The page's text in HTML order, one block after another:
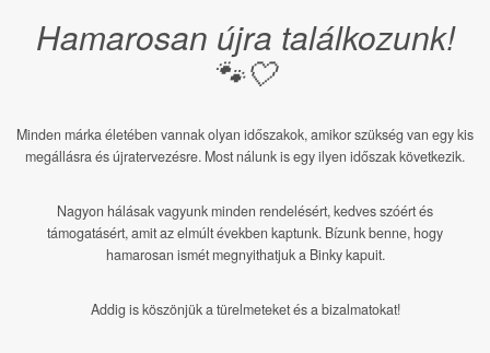
Hamarosan újra találkozunk!
🐾🤍
Minden márka életében vannak olyan időszakok, amikor szükség van egy kis
megállásra és újratervezésre. Most nálunk is egy ilyen időszak következik.
Nagyon hálásak vagyunk minden rendelésért, kedves szóért és
támogatásért, amit az elmúlt években kaptunk. Bízunk benne, hogy
hamarosan ismét megnyithatjuk a Binky kapuit.
Addig is köszönjük a türelmeteket és a bizalmatokat!